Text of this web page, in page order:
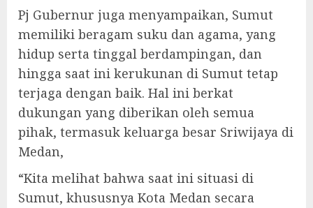
Pj Gubernur juga menyampaikan, Sumut
memiliki beragam suku dan agama, yang
hidup serta tinggal berdampingan, dan
hingga saat ini kerukunan di Sumut tetap
terjaga dengan baik. Hal ini berkat
dukungan yang diberikan oleh semua
pihak, termasuk keluarga besar Sriwijaya di
Medan,
“Kita melihat bahwa saat ini situasi di
Sumut, khususnya Kota Medan secara